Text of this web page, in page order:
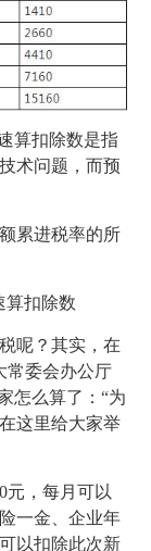
算扣除数是指
术问题，而预
累进税率的所
算扣除数
呢？其实，在
常委会办公厅
怎么算了：“为
这里给大家举
元，每月可以
一金、企业年
以扣除此次新